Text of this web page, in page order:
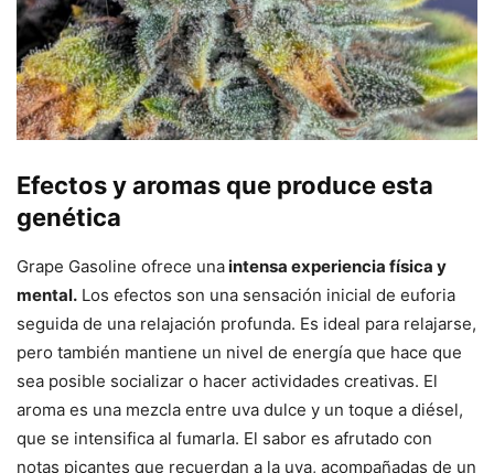
Efectos y aromas que produce esta
genética
Grape Gasoline ofrece unaintensa experiencia física y
mental. Los efectos son una sensación inicial de euforia
seguida de una relajación profunda. Es ideal para relajarse,
pero también mantiene un nivel de energía que hace que
sea posible socializar o hacer actividades creativas. El
aroma es una mezcla entre uva dulce y un toque a diésel,
que se intensifica al fumarla. El sabor es afrutado con
notas picantes que recuerdan a la uva, acompañadas de un